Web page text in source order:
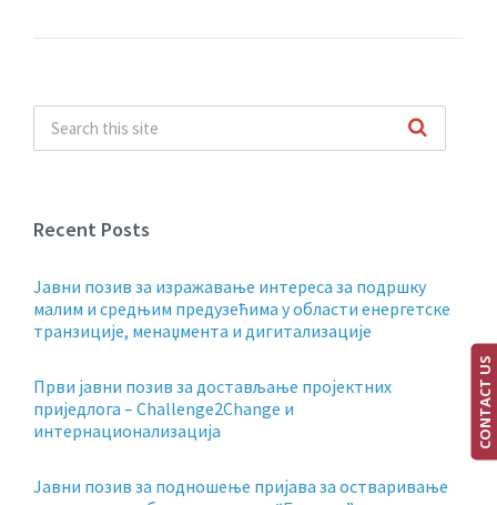
Recent Posts
Jавни позив за изражавање интереса за подршку
малим и средњим предузећима у области енергетске
транзиције, менаџмента и дигитализације
Први јавни позив за достављање пројектних
приједлога – Challenge2Change и
интернационализација
Јавни позив за подношење пријава за остваривање
CONTACT US